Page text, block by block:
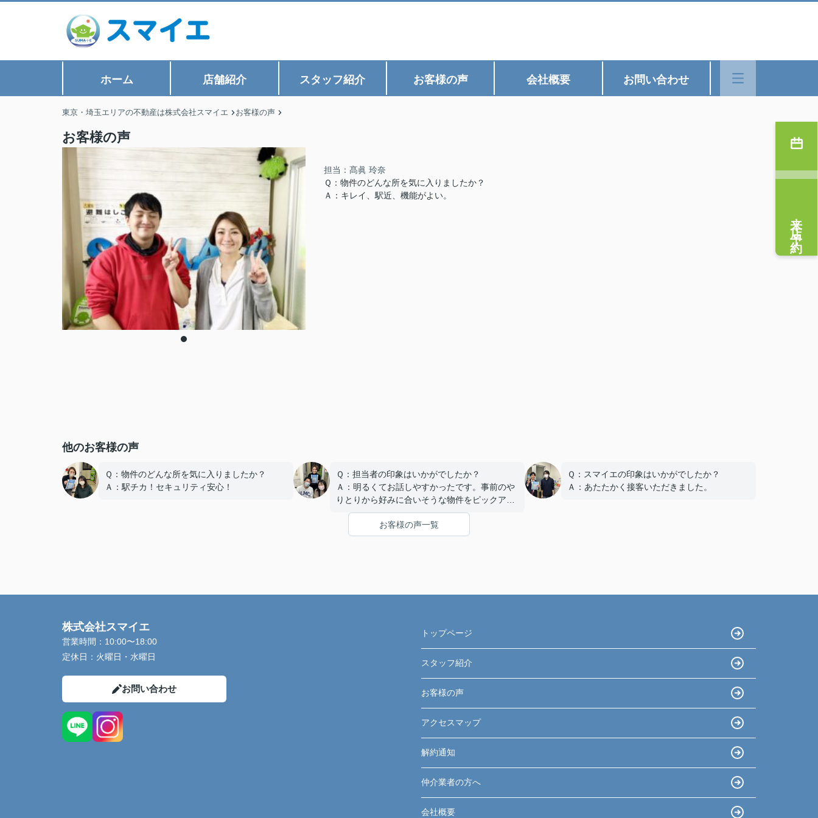
ホーム 店舗紹介 スタッフ紹介 お客様の声 会社概要 お問い合わせ
東京・埼玉エリアの不動産は株式会社スマイエ お客様の声
お客様の声
担当：髙眞 玲奈
Ｑ：物件のどんな所を気に入りましたか？
Ａ：キレイ、駅近、機能がよい。
他のお客様の声
Ｑ：物件のどんな所を気に入りましたか？
Ａ：駅チカ！セキュリティ安心！
Ｑ：担当者の印象はいかがでしたか？
Ａ：明るくてお話しやすかったです。事前のや
りとりから好みに合いそうな物件をピックアッ
プしてくださり助かりました。
Ｑ：スマイエの印象はいかがでしたか？
Ａ：あたたかく接客いただきました。
お客様の声一覧
来店予約
株式会社スマイエ
営業時間： 10:00〜18:00
定休日： 火曜日・水曜日
お問い合わせ
トップページ
スタッフ紹介
お客様の声
アクセスマップ
解約通知
仲介業者の方へ
会社概要